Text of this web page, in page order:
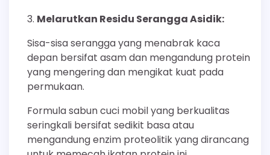
Melarutkan Residu Serangga Asidik:
Sisa-sisa serangga yang menabrak kaca
depan bersifat asam dan mengandung protein
yang mengering dan mengikat kuat pada
permukaan.
Formula sabun cuci mobil yang berkualitas
seringkali bersifat sedikit basa atau
mengandung enzim proteolitik yang dirancang